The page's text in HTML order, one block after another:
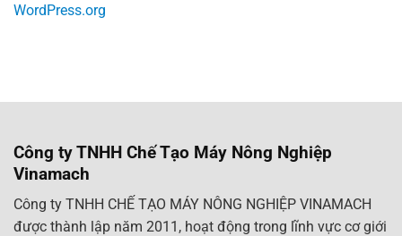
WordPress.org
Công ty TNHH Chế Tạo Máy Nông Nghiệp
Vinamach
Công ty TNHH CHẾ TẠO MÁY NÔNG NGHIỆP VINAMACH
được thành lập năm 2011, hoạt động trong lĩnh vực cơ giới